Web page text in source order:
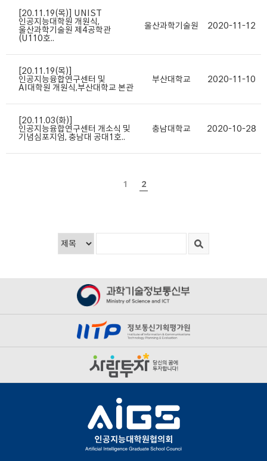
[20.11.19(목)] UNIST
인공지능대학원 개원식,
울산과학기술원 제4공학관
(U110호..
울산과학기술원 2020-11-12
[20.11.19(목)]
인공지능융합연구센터 및
AI대학원 개원식,부산대학교 본관
부산대학교 2020-11-10
[20.11.03(화)]
인공지능융합연구센터 개소식 및
기념심포지엄, 충남대 공대1호..
충남대학교 2020-10-28
1 2